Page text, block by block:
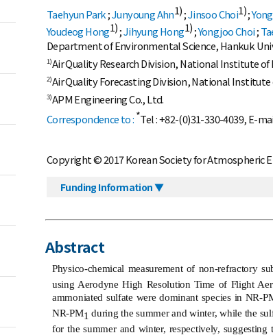
Taehyun Park;Junyoung Ahn1);Jinsoo Choi1);
Youdeog Hong1);Jihyung Hong1);Yongjoo Choi;
Department of Environmental Science, Hankuk
1)Air Quality Research Division, National Institute
2)Air Quality Forecasting Division, National
3)APM Engineering Co., Ltd.
Correspondence to :*Tel : +82-(0)31-330-4039, E-
Copyright © 2017 Korean Society for Atmospheric
Funding Information ▼
Abstract
Physico-chemical measurement of non-refractory
using Aerodyne High Resolution Time of Flight
ammoniated sulfate were dominant species in NR-
NR-PM1 during the summer and winter, while the
for the summer and winter, respectively,